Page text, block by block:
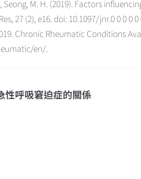
Seong, M. H. (2019). Factors
27 (2), e16. doi: 10.1097/jnr.0 0 0 0 0
Chronic Rheumatic Conditions
en/.
性呼吸窘迫症的關係